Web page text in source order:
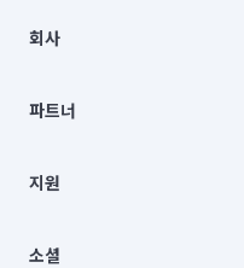
00019 |
주소 | 본사: 서울특별시 종로구
컨택센터 : 서울특별시 종로구
상품, 상품정보, 거래에 관한 의
언론 보도 관련 문의:
© 유한회사 미소. Miso, Inc.
회사
채용
파트너
이사
지원
이용약관
소셜